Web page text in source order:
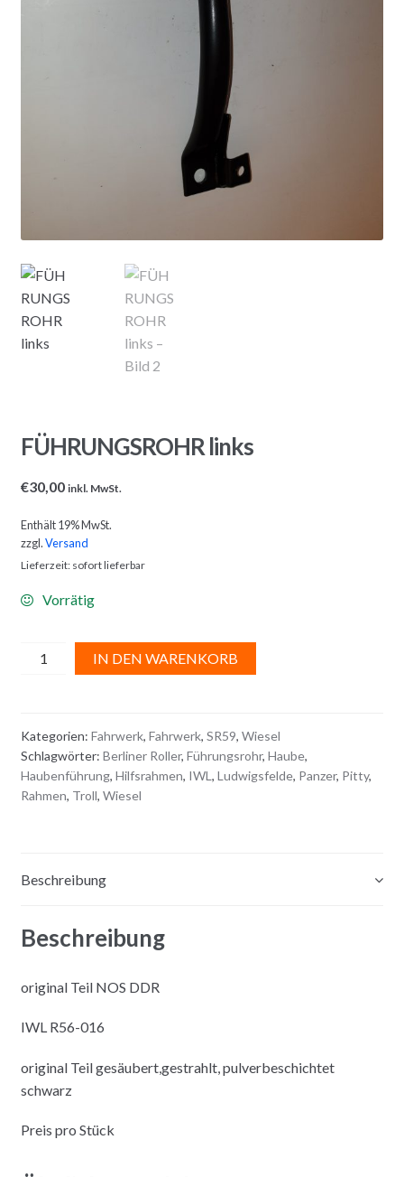
FÜHRUNGSROHR links
€30,00 inkl. MwSt.
Enthält 19% MwSt.
zzgl.Versand
Lieferzeit: sofort lieferbar
Vorrätig
FÜHRUNGSROHRIN DEN WARENKORB
r
n
Kategorien: Fahrwerk, Fahrwerk, SR59, Wiesel
Schlagwörter: Berliner Roller, Führungsrohr, Haube,
Haubenführung, Hilfsrahmen, IWL , Ludwigsfelde, Panzer, Pitty,
Rahmen, Troll, Wiesel
Beschreibung
Beschreibung
original Teil NOS DDR
IWL R56-016
original Teil gesäubert,gestrahlt, pulverbeschichtet
schwarz
Preis pro Stück